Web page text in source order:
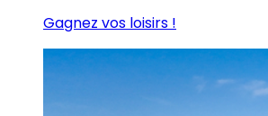
Gagnez vos loisirs !